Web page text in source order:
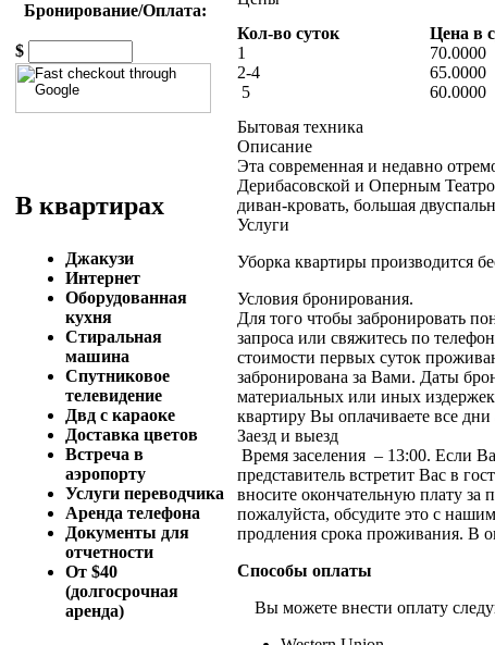
Бронирование/Оплата:
$
В квартирах
Джакузи
Интернет
Оборудованная
кухня
Стиральная
машина
Спутниковое
телевидение
Двд с караоке
Доставка цветов
Встреча в
аэропорту
Услуги переводчика
Аренда телефона
Документы для
отчетности
От $40
(долгосрочная
аренда)
Кол-во суток
Цена в
1
2-4
5
70.0000
65.0000
60.0000
Бытовая техника
Описание
Эта современная и недавно
Дерибасовской и Оперным
диван-кровать, большая
Услуги
Уборка квартиры производится
Условия бронирования.
Для того чтобы забронировать
запроса или свяжитесь по
стоимости первых суток
забронирована за Вами. Даты
материальных или иных
квартиру Вы оплачиваете все
Заезд и выезд
Время заселения – 13:00. Если
представитель встретит Вас в
вносите окончательную плату
пожалуйста, обсудите это с
продления срока проживания. В
Способы оплаты
Вы можете внести оплату